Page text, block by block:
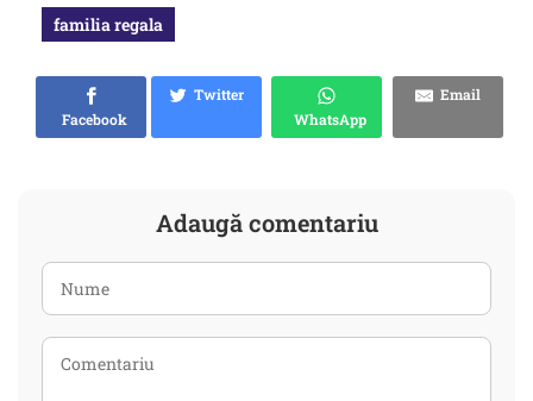
familia regala
Facebook
Twitter
WhatsApp
Email
Adaugă comentariu